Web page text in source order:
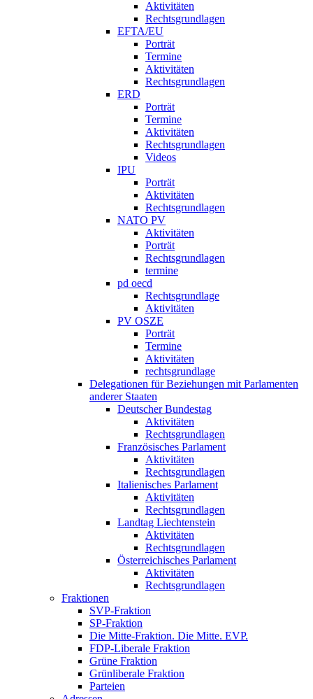
Aktivitäten
Rechtsgrundlagen
EFTA/EU
Porträt
Termine
Aktivitäten
Rechtsgrundlagen
ERD
Porträt
Termine
Aktivitäten
Rechtsgrundlagen
Videos
IPU
Porträt
Aktivitäten
Rechtsgrundlagen
NATO PV
Aktivitäten
Porträt
Rechtsgrundlagen
termine
pd oecd
Rechtsgrundlage
Aktivitäten
PV OSZE
Porträt
Termine
Aktivitäten
rechtsgrundlage
Delegationen für Beziehungen mit Parlamenten
anderer Staaten
Deutscher Bundestag
Aktivitäten
Rechtsgrundlagen
Französisches Parlament
Aktivitäten
Rechtsgrundlagen
Italienisches Parlament
Aktivitäten
Rechtsgrundlagen
Landtag Liechtenstein
Aktivitäten
Rechtsgrundlagen
Österreichisches Parlament
Aktivitäten
Rechtsgrundlagen
Fraktionen
SVP-Fraktion
SP-Fraktion
Die Mitte-Fraktion. Die Mitte. EVP.
FDP-Liberale Fraktion
Grüne Fraktion
Grünliberale Fraktion
Parteien